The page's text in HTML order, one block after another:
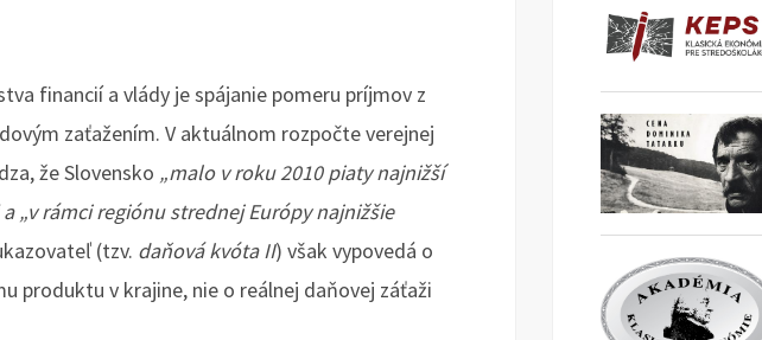
financií a vlády je spájanie pomeru príjmov z
zaťažením. V aktuálnom rozpočte verejnej
že Slovensko „malo v roku 2010 piaty najnižší
„v rámci regiónu strednej Európy najnižšie
(tzv. daňová kvóta II) však vypovedá o
produktu v krajine, nie o reálnej daňovej záťaži